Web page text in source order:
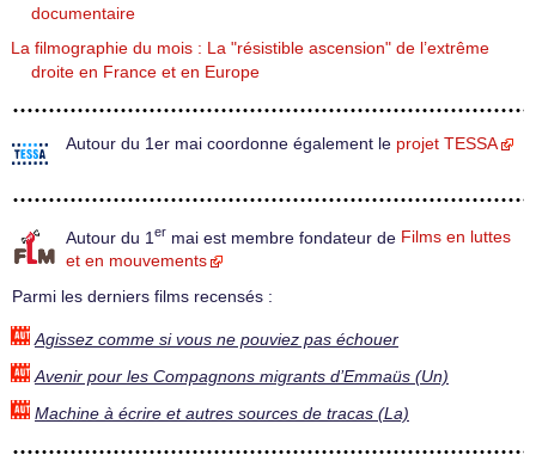
documentaire
La filmographie du mois : La "résistible ascension" de l’extrême
droite en France et en Europe
Autour du 1er mai coordonne également le projet TESSA
Autour du 1 er mai est membre fondateur de Films en luttes
et en mouvements
Parmi les derniers films recensés :
Agissez comme si vous ne pouviez pas échouer
Avenir pour les Compagnons migrants d’Emmaüs (Un)
Machine à écrire et autres sources de tracas (La)